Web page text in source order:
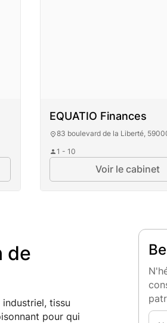
EQUATIO Finances
83 boulevard de la Liberté,
1 - 10
Voir le cabinet
de
industriel, tissu
pour qui